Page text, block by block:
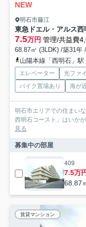
NEW
明石市藤江
東急ドエル・アルス西
7.5万円 管理/共益費
68.87㎡ (3LDK) /築31年
山陽本線「西明石」駅
エレベーター 光ファ
バイク置場あり
海が
明石市エリアでの住まい
西明石コースト」はいか
見る
募集中の部屋
409
7.5万
68.87
賃貸マンション